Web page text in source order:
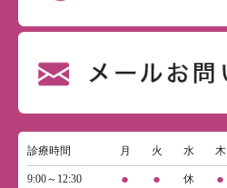
診療時間 月 火 水 木
9:00～12:30 ● ● 休 ●